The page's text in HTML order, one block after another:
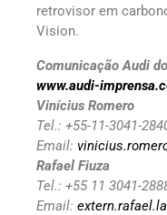
retrovisor em
Vision.
Comunicação Audi
www.audi-
Vinícius Romero
Tel.: +55-11-3041-
Email:
Rafael Fiuza
Tel.: +55 11 3041-
Email: